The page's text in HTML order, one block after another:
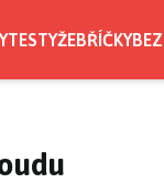
TESTYŽEBŘÍČKY